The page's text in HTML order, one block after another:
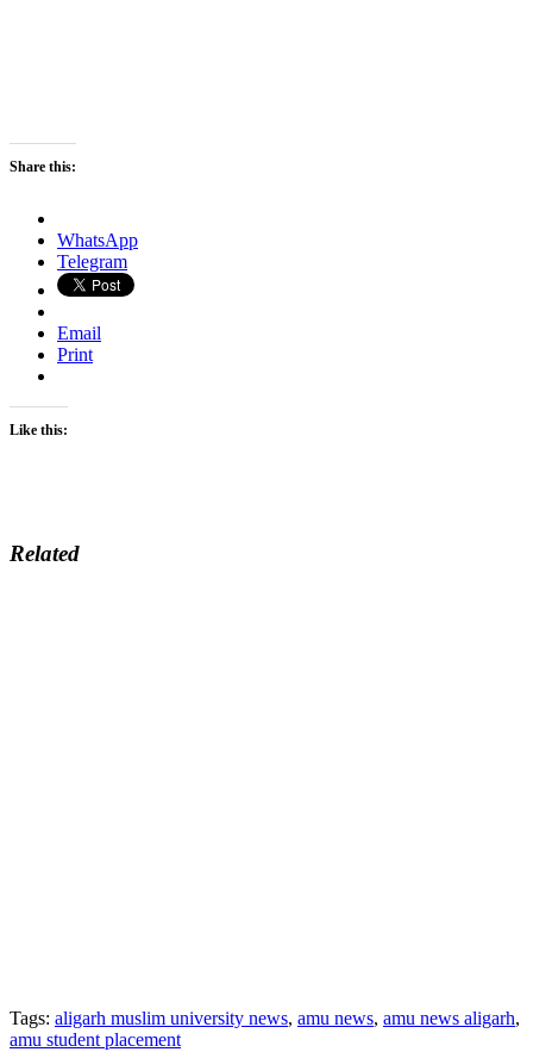
Share this:
WhatsApp
Telegram
Email
Print
Like this:
Related
Tags: aligarh muslim university news, amu news, amu news aligarh,
amu student placement